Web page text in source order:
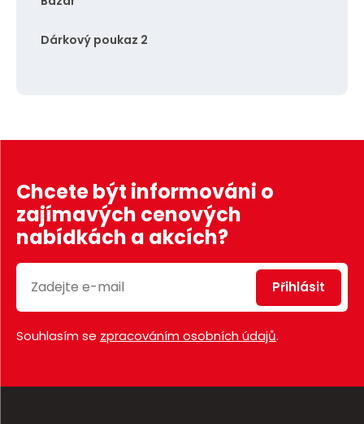
Dárkový poukaz 2
Chcete být informováni o
zajímavých cenových
nabídkách a akcích?
Přihlásit
Souhlasím se zpracováním osobních údajů.